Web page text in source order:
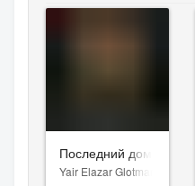
Последний дом
Yair Elazar Glotman